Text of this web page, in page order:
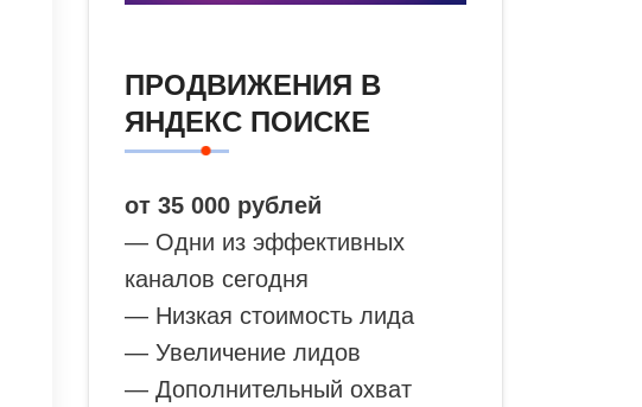
ПРОДВИЖЕНИЯ В
ЯНДЕКС ПОИСКЕ
от 35 000 рублей
— Одни из эффективных
каналов сегодня
— Низкая стоимость лида
— Увеличение лидов
— Дополнительный охват